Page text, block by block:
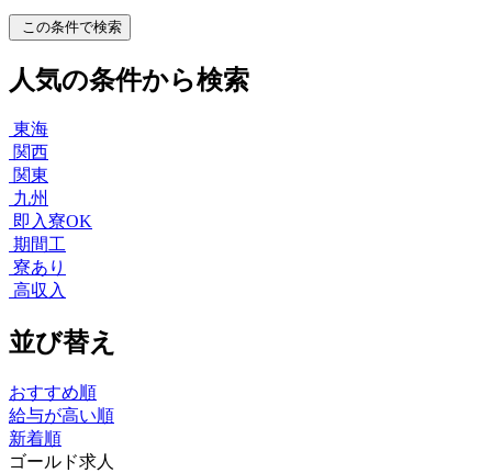
この条件で検索
人気の条件から検索
東海
関西
関東
九州
即入寮OK
期間工
寮あり
高収入
並び替え
おすすめ順
給与が高い順
新着順
ゴールド求人